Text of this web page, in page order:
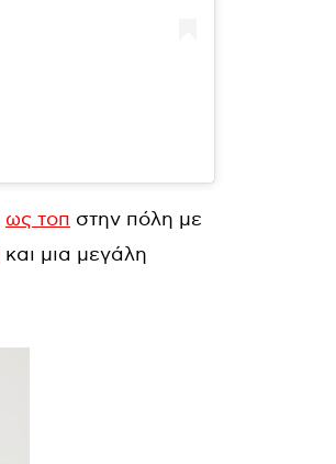
ως τοπ στην πόλη με
και μια μεγάλη